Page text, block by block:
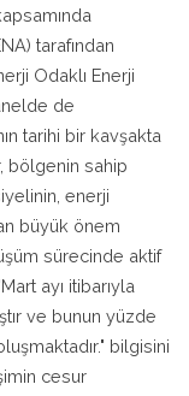
tarafından
Odaklı Enerji
de
tarihi bir kavşakta
bölgenin sahip
enerji
büyük önem
sürecinde aktif
ayı itibarıyla
ve bunun yüzde
bilgisini
cesur